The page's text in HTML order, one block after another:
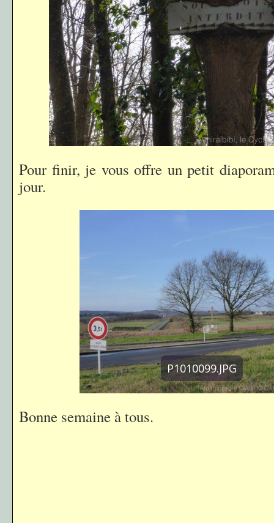
Pour finir, je vous offre un petit
jour.
Bonne semaine à tous.